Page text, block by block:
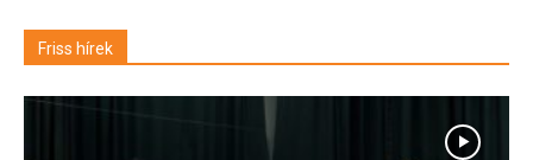
Friss hírek